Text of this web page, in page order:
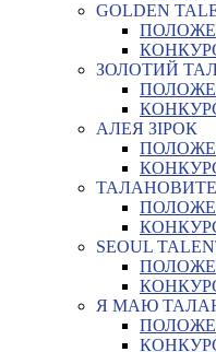
GOLDEN
ЗОЛОТИЙ
АЛЕЯ ЗІРОК
ТАЛАНОВИТЕ
SEOUL
Я МАЮ